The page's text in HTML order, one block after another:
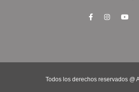
Todos los derechos reservados @